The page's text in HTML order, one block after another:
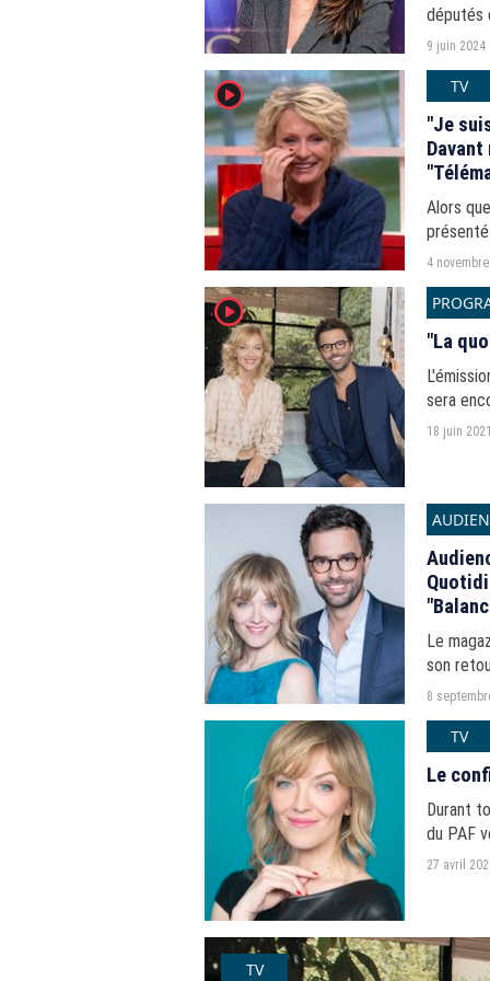
députés
9 juin 2024
player2 TV
"Je
Alors
4
player2
"La
sera
18 juin 2021
Le
son
8
TV
Le
Durant
du PAF
27 avril
TV